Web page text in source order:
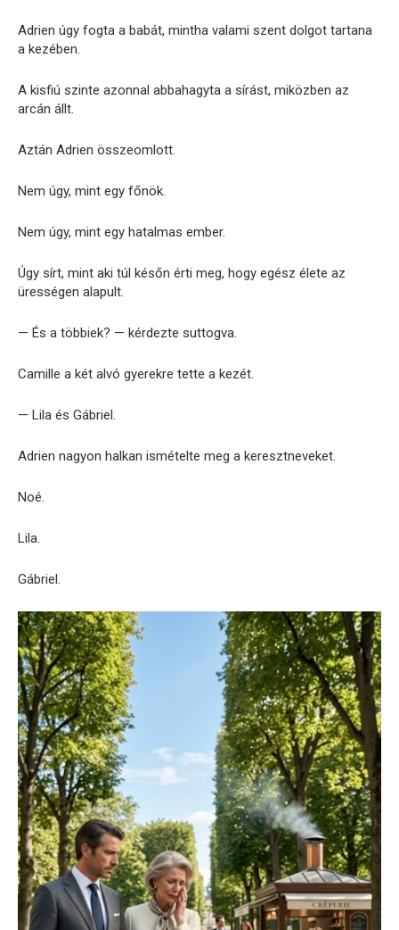
Adrien úgy fogta a babát, mintha valami szent dolgot tartana
a kezében.
A kisfiú szinte azonnal abbahagyta a sírást, miközben az
arcán állt.
Aztán Adrien összeomlott.
Nem úgy, mint egy főnök.
Nem úgy, mint egy hatalmas ember.
Úgy sírt, mint aki túl későn érti meg, hogy egész élete az
ürességen alapult.
— És a többiek? — kérdezte suttogva.
Camille a két alvó gyerekre tette a kezét.
— Lila és Gábriel.
Adrien nagyon halkan ismételte meg a keresztneveket.
Noé.
Lila.
Gábriel.